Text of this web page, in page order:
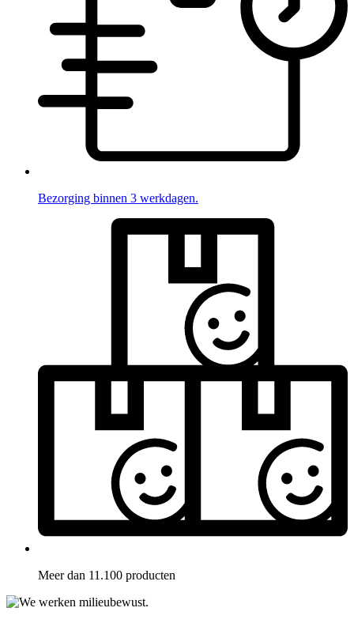
Bezorging binnen 3 werkdagen.
Meer dan 11.100 producten